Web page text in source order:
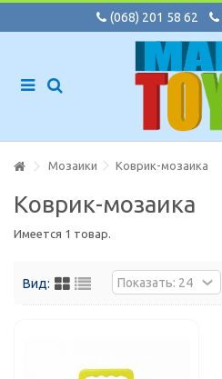
(068) 201 58 62
Мозаики Коврик-мозаика
Коврик-мозаика
Имеется 1 товар.
Вид: